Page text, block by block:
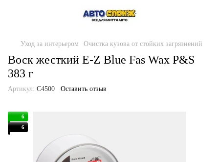
Уход за интерьером Очистка кузова от стойких загрязнений
Воск жесткий E-Z Blue Fas Wax P&S
383 г
Артикул: C4500 Оставить отзыв
6
6